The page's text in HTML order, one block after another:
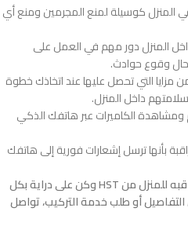
المنزل كوسيلة لمنع المجرمين ومنع أي
المنزل دور مهم في العمل على
حال وقوع حوادث.
التي تحصل عليها عند اتخاذك خطوة
داخل المنزل.
الكاميرات عبر هاتفك الذكي
بأنها ترسل إشعارات فورية إلى هاتفك
اتخذ خطوة الأمان الآن مع كاميرا مراقبه للمنزل من HST وكن على دراية بكل
أو طلب خدمة التركيب، تواصل